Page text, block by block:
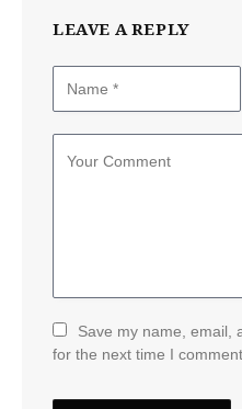
LEAVE A REPLY
Save my name, email,
for the next time I comment.